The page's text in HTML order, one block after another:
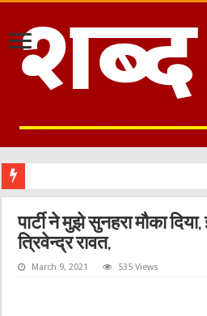
पार्टी ने मुझे सुनहरा मौका
त्रिवेन्द्र रावत,
March 9, 2021 535 Views